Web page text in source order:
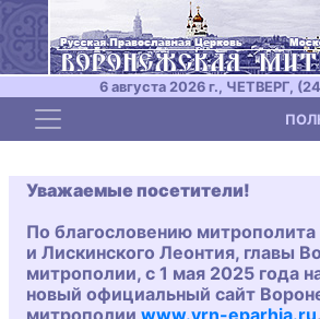
6 августа 2026 г., ЧЕТВЕРГ,
Toggle navigation
Уважаемые посетители!
По благословению
и Лискинского Леонтия, главы
митрополии, с 1 мая 2025 года
новый официальный сайт
митрополии www.vrn-eparhia.ru.